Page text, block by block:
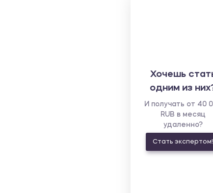
Хочешь
одним из
И получать от 40
RUB в месяц
удаленно?
Стать экспертом!